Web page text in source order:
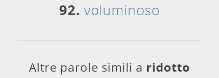
92. voluminoso
Altre parole simili a ridotto